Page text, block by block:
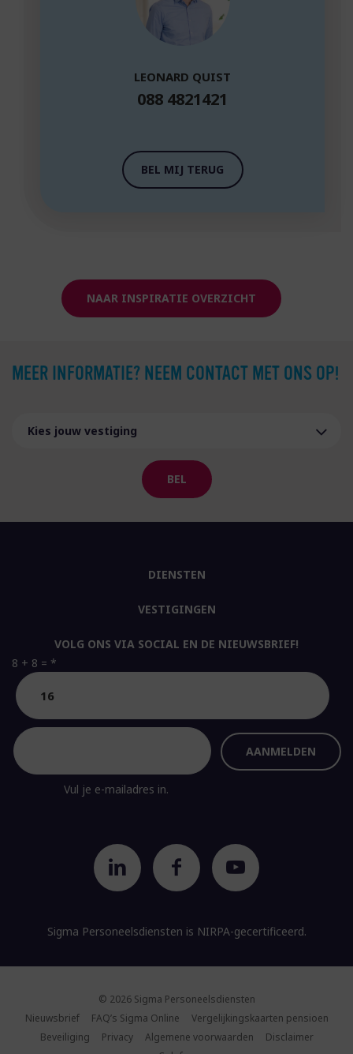
LEONARD QUIST
088 4821421
BEL MIJ TERUG
NAAR INSPIRATIE OVERZICHT
MEER INFORMATIE? NEEM CONTACT MET ONS OP!
BEL
VOLG ONS VIA SOCIAL EN DE NIEUWSBRIEF!
8 + 8 = *
Vul je e-mailadres in.
Sigma Personeelsdiensten is NIRPA-gecertificeerd.
DIENSTEN
VESTIGINGEN
© 2026 Sigma Personeelsdiensten
Nieuwsbrief
FAQ’s Sigma Online
Vergelijkingskaarten pensioen
Beveiliging
Privacy Algemene voorwaarden
Disclaimer